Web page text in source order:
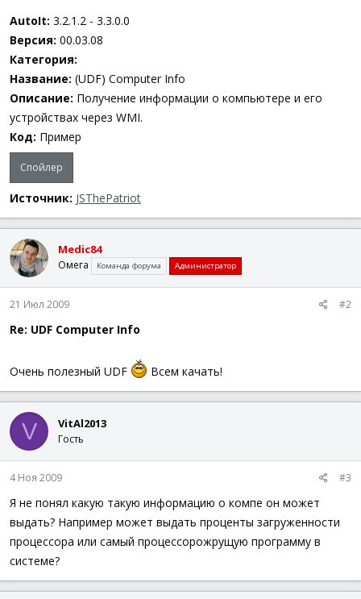
AutoIt: 3.2.1.2 - 3.3.0.0
Версия: 00.03.08
Категория:
Название: (UDF) Computer Info
Описание: Получение информации о компьютере и его
устройствах через WMI.
Код: Пример
Спойлер
Источник: JSThePatriot
Medic84
Омега Команда форума Администратор
21 Июл 2009 #2
Re: UDF Computer Info
Очень полезный UDF Всем качать!
V VitAl2013
Гость
4 Ноя 2009 #3
Я не понял какую такую информацию о компе он может
выдать? Например может выдать проценты загруженности
процессора или самый процессорожрущую программу в
системе?